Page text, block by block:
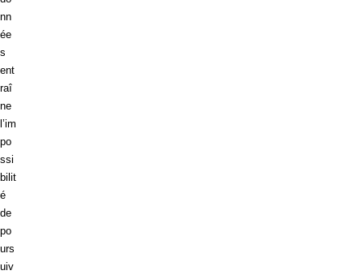
nn
ée
s
ent
raî
ne
l’im
po
ssi
bilit
é
de
po
urs
uiv